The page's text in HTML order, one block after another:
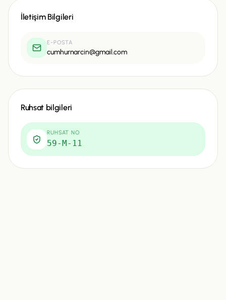
İletişim Bilgileri
E-POSTA
cumhurnarcin@gmail.com
Ruhsat bilgileri
RUHSAT NO
59-M-11